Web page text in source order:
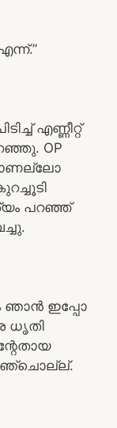
എണ്ണീറ്റ്
OP
പറഞ്ഞ്
ഞാൻ ഇപ്പോ
ധൃതി